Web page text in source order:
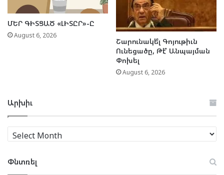
ՄԵՐ ԳԻՏՑԱԾ «ԼԻՏԸՐ»-Ը
August 6, 2026
Շարունակե՞լ Գոյութիւն
Ունեցածը, Թէ՞ Անպայման
Փոխել
August 6, 2026
Արխիւ
Արխիւ
Փնտռել